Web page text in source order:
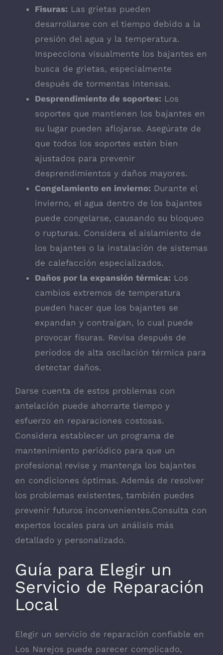
Fisuras: Las grietas pueden
desarrollarse con el tiempo debido a la
presión del agua y la temperatura.
Inspecciona visualmente los bajantes en
busca de grietas, especialmente
después de tormentas intensas.
Desprendimiento de soportes: Los
soportes que mantienen los bajantes en
su lugar pueden aflojarse. Asegúrate de
que todos los soportes estén bien
ajustados para prevenir
desprendimientos y daños mayores.
Congelamiento en invierno: Durante el
invierno, el agua dentro de los bajantes
puede congelarse, causando su bloqueo
o rupturas. Considera el aislamiento de
los bajantes o la instalación de sistemas
de calefacción especializados.
Daños por la expansión térmica: Los
cambios extremos de temperatura
pueden hacer que los bajantes se
expandan y contraigan, lo cual puede
provocar fisuras. Revisa después de
períodos de alta oscilación térmica para
detectar daños.
Darse cuenta de estos problemas con
antelación puede ahorrarte tiempo y
esfuerzo en reparaciones costosas.
Considera establecer un programa de
mantenimiento periódico para que un
profesional revise y mantenga los bajantes
en condiciones óptimas. Además de resolver
los problemas existentes, también puedes
prevenir futuros inconvenientes.Consulta con
expertos locales para un análisis más
detallado y personalizado.
Guía para Elegir un
Servicio de Reparación
Local
Elegir un servicio de reparación confiable en
Los Narejos puede parecer complicado,